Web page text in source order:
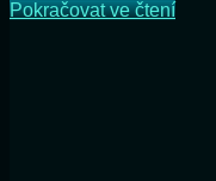
Pokračovat ve čteníJak